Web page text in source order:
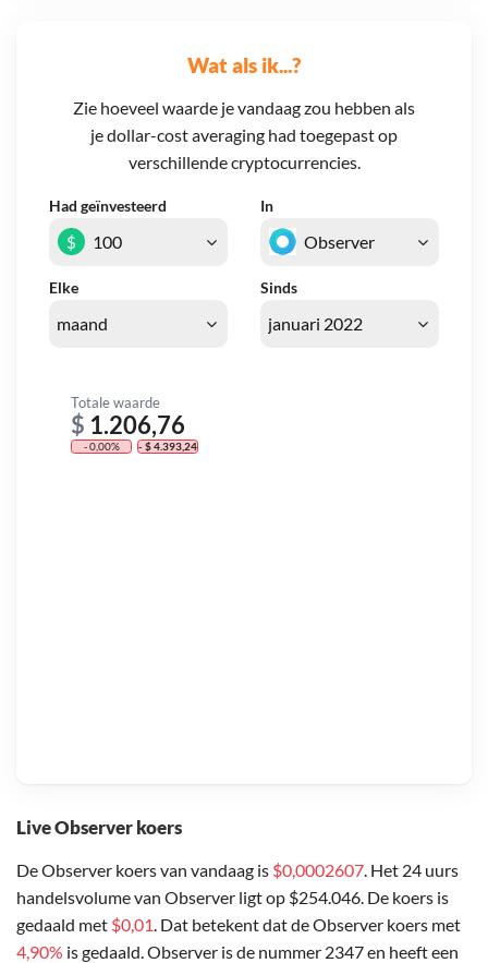
Live Observer koers
De Observer koers van vandaag is $0,0002607. Het 24 uurs
handelsvolume van Observer ligt op $254.046. De koers is
gedaald met $0,01. Dat betekent dat de Observer koers met
4,90% is gedaald. Observer is de nummer 2347 en heeft een
Wat als ik...?
Zie hoeveel waarde je vandaag zou hebben als
je dollar-cost averaging had toegepast op
verschillende cryptocurrencies.
Had geïnvesteerd In
Elke Sinds
$
Totale waarde
$ 1.206,76
- 0,00% - $ 4.393,24